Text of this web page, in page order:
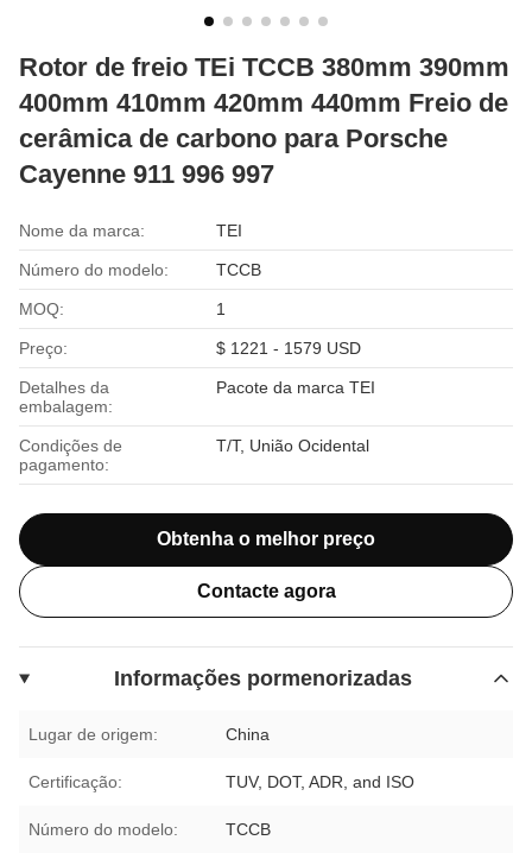
Rotor de freio TEi TCCB 380mm 390mm
400mm 410mm 420mm 440mm Freio de
cerâmica de carbono para Porsche
Cayenne 911 996 997
Nome da marca: TEI
Número do modelo: TCCB
MOQ: 1
Preço: $ 1221 - 1579 USD
Detalhes da
embalagem:
Pacote da marca TEI
Condições de
pagamento:
T/T, União Ocidental
Obtenha o melhor preço
Contacte agora
Informações pormenorizadas
Lugar de origem: China
Certificação: TUV, DOT, ADR, and ISO
Número do modelo: TCCB